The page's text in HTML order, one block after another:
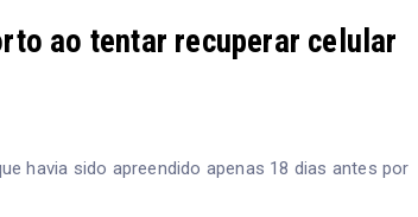
ao tentar recuperar celular
havia sido apreendido apenas 18 dias antes por